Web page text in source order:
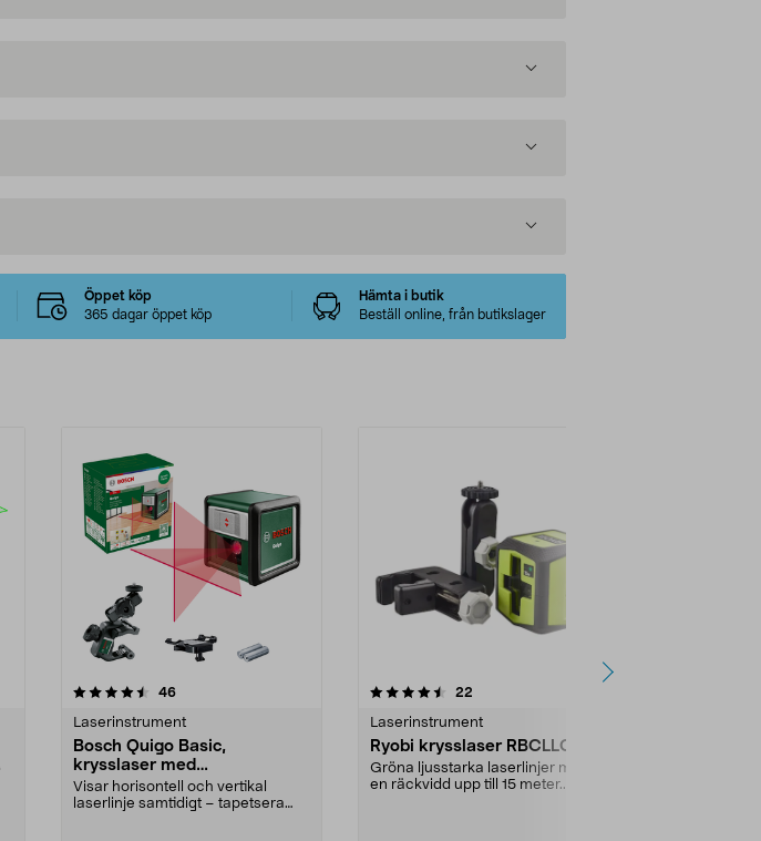
Öppet köp
365 dagar öppet köp
Hämta i butik
Beställ online, från butikslager
46recensioner
Laserinstrument
Bosch Quigo Basic,
krysslaser med
universalhållare
Visar horisontell och vertikal
laserlinje samtidigt – tapetsera
4.5 av 5 stjärnor 22
Laserinstrument
Ryobi krysslaser RBCLLG1
Gröna ljusstarka laserlinjer med
en räckvidd upp till 15 meter.
4.0 av 5 stjärnor